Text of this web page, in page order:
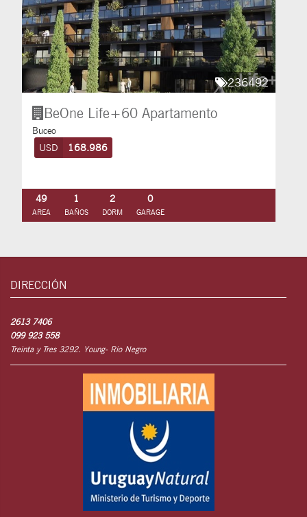
236492
BeOne Life+60 Apartamento
Buceo
USD 168.986
49
AREA
1
BAÑOS
2
DORM
0
GARAGE
DIRECCIÓN
2613 7406
099 923 558
Treinta y Tres 3292. Young- Rio Negro